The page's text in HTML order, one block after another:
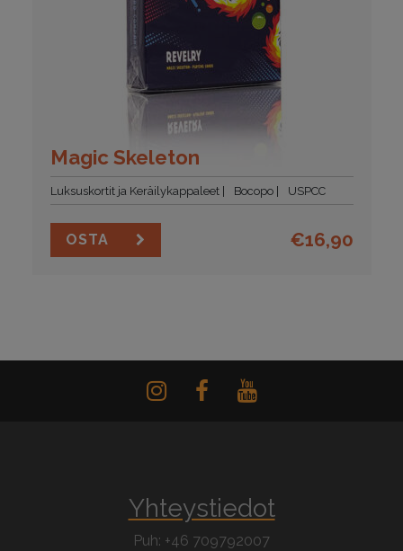
Magic Skeleton
Luksuskortit ja Keräilykappaleet Bocopo USPCC
OSTA €16,90
Yhteystiedot
Puh: +46 709792007